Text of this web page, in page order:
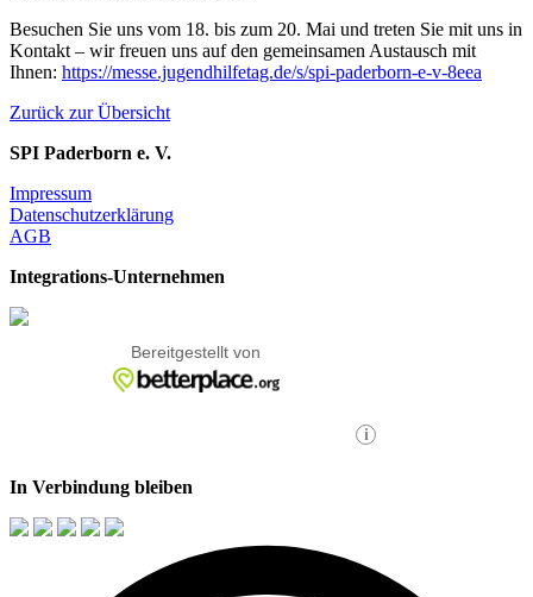
Besuchen Sie uns vom 18. bis zum 20. Mai und treten Sie mit uns in
Kontakt – wir freuen uns auf den gemeinsamen Austausch mit
Ihnen: https://messe.jugendhilfetag.de/s/spi-paderborn-e-v-8eea
Zurück zur Übersicht
SPI Paderborn e. V.
Impressum
Datenschutzerklärung
AGB
Integrations-Unternehmen
In Verbindung bleiben